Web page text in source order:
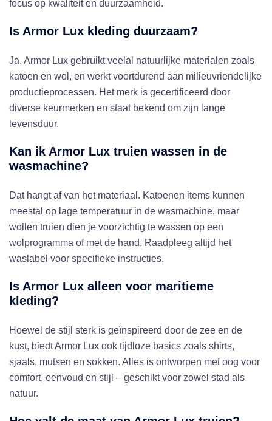
focus op kwaliteit en duurzaamheid.
Is Armor Lux kleding duurzaam?
Ja. Armor Lux gebruikt veelal natuurlijke materialen zoals
katoen en wol, en werkt voortdurend aan milieuvriendelijke
productieprocessen. Het merk is gecertificeerd door
diverse keurmerken en staat bekend om zijn lange
levensduur.
Kan ik Armor Lux truien wassen in de
wasmachine?
Dat hangt af van het materiaal. Katoenen items kunnen
meestal op lage temperatuur in de wasmachine, maar
wollen truien dien je voorzichtig te wassen op een
wolprogramma of met de hand. Raadpleeg altijd het
waslabel voor specifieke instructies.
Is Armor Lux alleen voor maritieme
kleding?
Hoewel de stijl sterk is geïnspireerd door de zee en de
kust, biedt Armor Lux ook tijdloze basics zoals shirts,
sjaals, mutsen en sokken. Alles is ontworpen met oog voor
comfort, eenvoud en stijl – geschikt voor zowel stad als
natuur.